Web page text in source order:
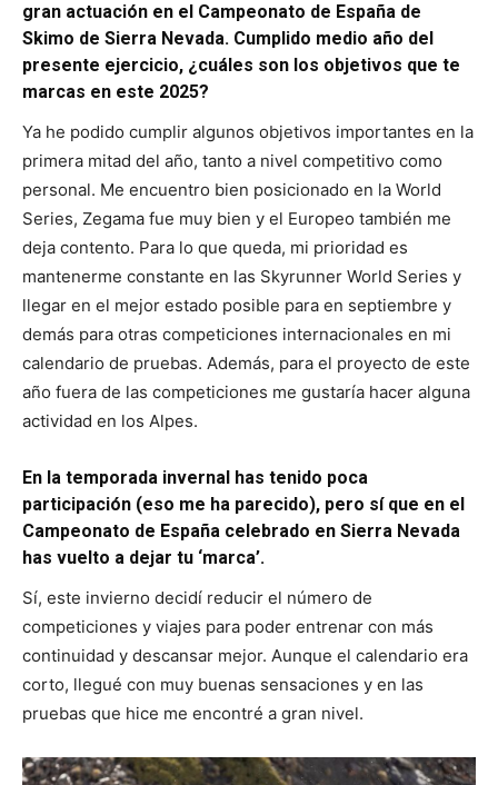
gran actuación en el Campeonato de España de
Skimo de Sierra Nevada. Cumplido medio año del
presente ejercicio, ¿cuáles son los objetivos que te
marcas en este 2025?
Ya he podido cumplir algunos objetivos importantes en la
primera mitad del año, tanto a nivel competitivo como
personal. Me encuentro bien posicionado en la World
Series, Zegama fue muy bien y el Europeo también me
deja contento. Para lo que queda, mi prioridad es
mantenerme constante en las Skyrunner World Series y
llegar en el mejor estado posible para en septiembre y
demás para otras competiciones internacionales en mi
calendario de pruebas. Además, para el proyecto de este
año fuera de las competiciones me gustaría hacer alguna
actividad en los Alpes.
En la temporada invernal has tenido poca
participación (eso me ha parecido), pero sí que en el
Campeonato de España celebrado en Sierra Nevada
has vuelto a dejar tu ‘marca’.
Sí, este invierno decidí reducir el número de
competiciones y viajes para poder entrenar con más
continuidad y descansar mejor. Aunque el calendario era
corto, llegué con muy buenas sensaciones y en las
pruebas que hice me encontré a gran nivel.